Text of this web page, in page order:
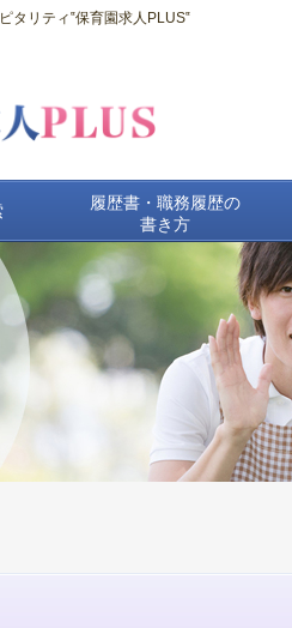
タリティ‟保育園求人PLUS‟
履歴書・職務履歴の
書き方